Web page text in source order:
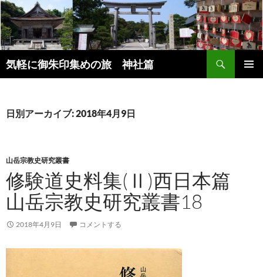
コ
ン
テ
ン
ツ
へ
ッ
気軽に御朱印集めの旅 神社篇
索
日別アーカイブ: 2018年4月9日
山岳宗教史研究叢書
修験道史料集(Ⅱ)西日本篇
山岳宗教史研究叢書18
2018年4月9日 コメントする